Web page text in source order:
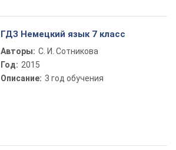
ГДЗ Немецкий язык 7 класс
Авторы: С. И. Сотникова
Год: 2015
Описание: 3 год обучения